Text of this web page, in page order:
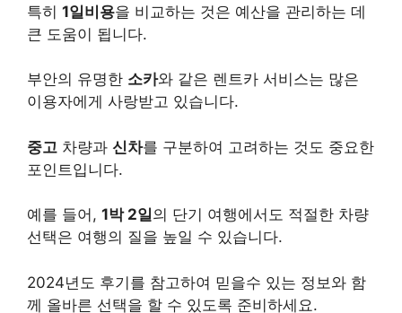
특히 1일비용을 비교하는 것은 예산을 관리하는 데
큰 도움이 됩니다.
부안의 유명한 소카와 같은 렌트카 서비스는 많은
이용자에게 사랑받고 있습니다.
중고 차량과 신차를 구분하여 고려하는 것도 중요한
포인트입니다.
예를 들어, 1박 2일의 단기 여행에서도 적절한 차량
선택은 여행의 질을 높일 수 있습니다.
2024년도 후기를 참고하여 믿을수 있는 정보와 함
께 올바른 선택을 할 수 있도록 준비하세요.